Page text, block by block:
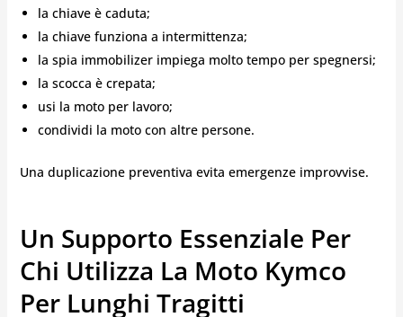
la chiave è caduta;
la chiave funziona a intermittenza;
la spia immobilizer impiega molto tempo per spegnersi;
la scocca è crepata;
usi la moto per lavoro;
condividi la moto con altre persone.
Una duplicazione preventiva evita emergenze improvvise.
Un Supporto Essenziale Per
Chi Utilizza La Moto Kymco
Per Lunghi Tragitti